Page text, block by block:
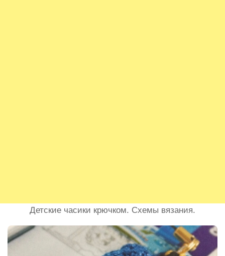
Детские часики крючком. Схемы вязания.